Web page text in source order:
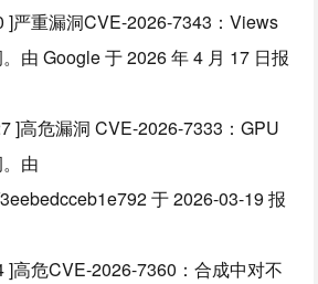
]严重漏洞CVE-2026-7343：Views
由 Google 于 2026 年 4 月 17 日报
]高危漏洞 CVE-2026-7333：GPU
由
于 2026-03-19 报
]高危CVE-2026-7360：合成中对不